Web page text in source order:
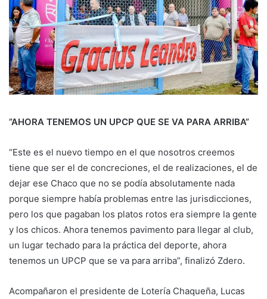
”AHORA TENEMOS UN UPCP QUE SE VA PARA ARRIBA”
“Este es el nuevo tiempo en el que nosotros creemos
tiene que ser el de concreciones, el de realizaciones, el de
dejar ese Chaco que no se podía absolutamente nada
porque siempre había problemas entre las jurisdicciones,
pero los que pagaban los platos rotos era siempre la gente
y los chicos. Ahora tenemos pavimento para llegar al club,
un lugar techado para la práctica del deporte, ahora
tenemos un UPCP que se va para arriba”, finalizó Zdero.
Acompañaron el presidente de Lotería Chaqueña, Lucas